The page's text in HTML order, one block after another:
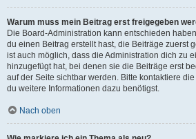
Warum muss mein Beitrag erst freigegeben
Die Board-Administration kann entschieden
du einen Beitrag erstellt hast, die Beiträge zuerst
ist auch möglich, dass die Administration dich zu
hinzugefügt hat, bei denen sie die Beiträge erst
auf der Seite sichtbar werden. Bitte kontaktiere
du weitere Informationen dazu benötigst.
Nach oben